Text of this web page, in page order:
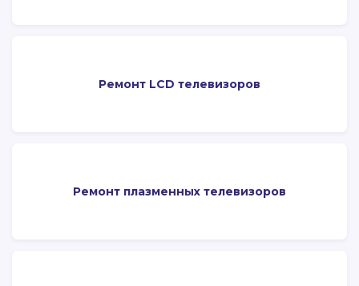
Ремонт LCD телевизоров
Ремонт плазменных телевизоров